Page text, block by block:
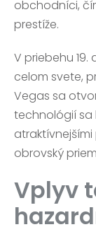
obchodníci,
prestíže.
V priebehu 19.
celom svete,
Vegas sa
technológií sa
atraktívnejšími
obrovský
Vplyv